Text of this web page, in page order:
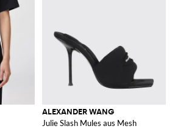
ALEXANDER WANG
Julie Slash Mules aus Mesh